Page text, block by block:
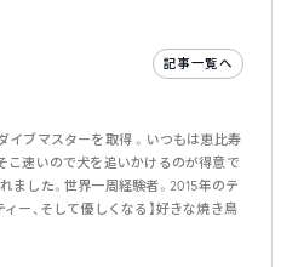
記事一覧へ
イブマスターを取得 。いつもは恵比寿
こ速いので犬を追いかけるのが得意で
ました。世界一周経験者。2015年のテ
ー、そして優しくなる】好きな焼き鳥